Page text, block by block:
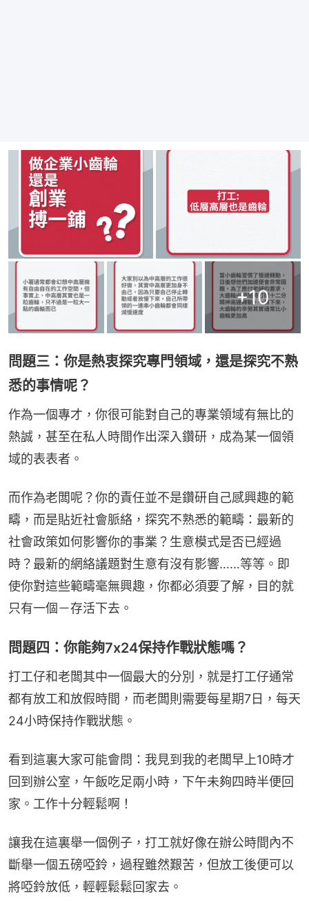
+10
問題三：你是熱衷探究專門領域，還是探究不熟
悉的事情呢？
作為一個專才，你很可能對自己的專業領域有無比的
熱誠，甚至在私人時間作出深入鑽研，成為某一個領
域的表表者。
而作為老闆呢？你的責任並不是鑽研自己感興趣的範
疇，而是貼近社會脈絡，探究不熟悉的範疇：最新的
社會政策如何影響你的事業？生意模式是否已經過
時？最新的網絡議題對生意有沒有影響……等等。即
使你對這些範疇毫無興趣，你都必須要了解，目的就
只有一個－存活下去。
問題四：你能夠7x24保持作戰狀態嗎？
打工仔和老闆其中一個最大的分別，就是打工仔通常
都有放工和放假時間，而老闆則需要每星期7日，每天
24小時保持作戰狀態。
看到這裏大家可能會問：我見到我的老闆早上10時才
回到辦公室，午飯吃足兩小時，下午未夠四時半便回
家。工作十分輕鬆啊！
讓我在這裏舉一個例子，打工就好像在辦公時間內不
斷舉一個五磅啞鈴，過程雖然艱苦，但放工後便可以
將啞鈴放低，輕輕鬆鬆回家去。